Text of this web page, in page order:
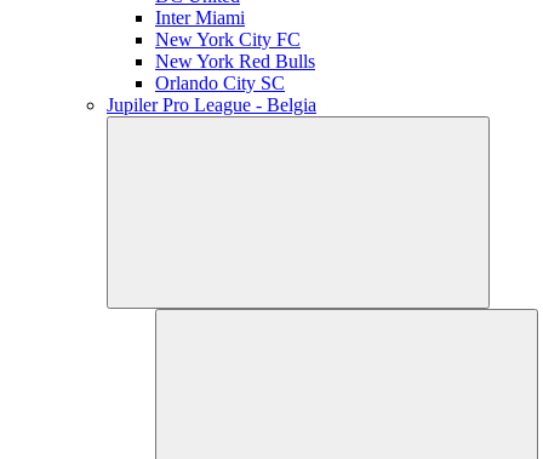
Inter Miami
New York City FC
New York Red Bulls
Orlando City SC
Jupiler Pro League - Belgia